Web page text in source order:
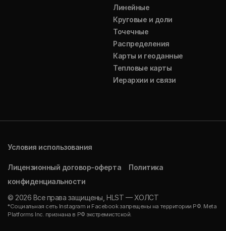
Линейные
Круговые и доли
Точечные
Распределения
Карты и геоданные
Тепловые карты
Иерархии и связи
Условия использования
Лицензионный договор-оферта
Политика
конфиденциальности
© 2026 Все права защищены, HLST — ХОЛСТ
*Социальная сеть Instagram и Facebook запрещены на территории РФ. Meta
Platforms Inc. признана в РФ экстремистской.